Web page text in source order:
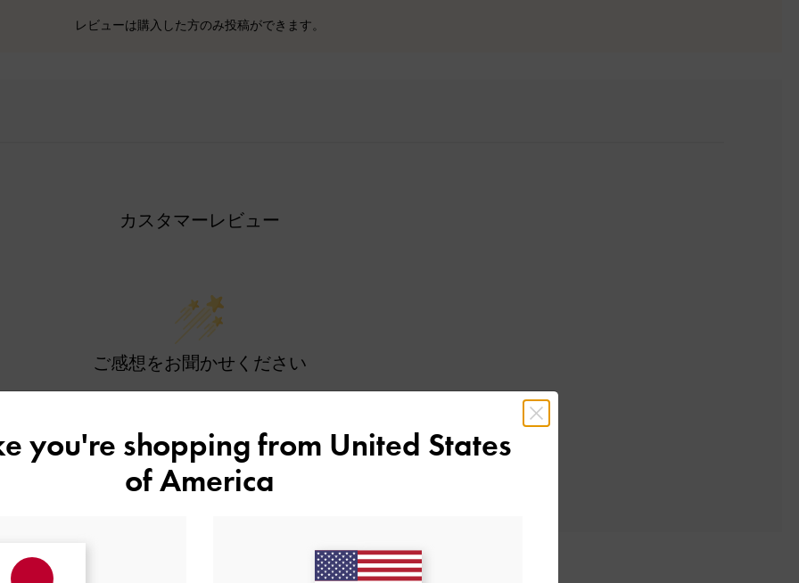
レビューは購入した方のみ投稿ができます。
カスタマーレビュー
ご感想をお聞かせください
レビューを書く
you're shopping from United States
of America